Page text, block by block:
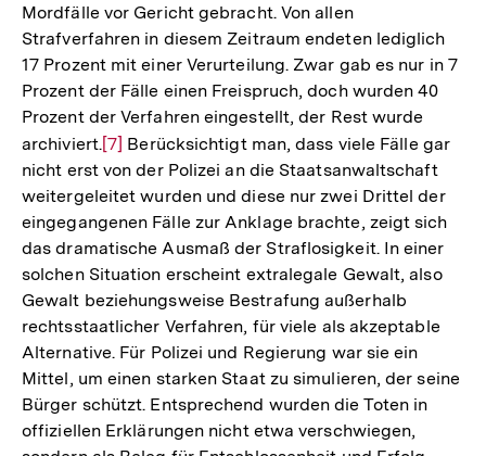
Mordfälle vor Gericht gebracht. Von allen
Strafverfahren in diesem Zeitraum endeten lediglich
17 Prozent mit einer Verurteilung. Zwar gab es nur in 7
Prozent der Fälle einen Freispruch, doch wurden 40
Prozent der Verfahren eingestellt, der Rest wurde
archiviert.Zur
Auflösung
der
Fußnote
[7] Berücksichtigt man, dass viele Fälle gar
nicht erst von der Polizei an die Staatsanwaltschaft
weitergeleitet wurden und diese nur zwei Drittel der
eingegangenen Fälle zur Anklage brachte, zeigt sich
das dramatische Ausmaß der Straflosigkeit. In einer
solchen Situation erscheint extralegale Gewalt, also
Gewalt beziehungsweise Bestrafung außerhalb
rechtsstaatlicher Verfahren, für viele als akzeptable
Alternative. Für Polizei und Regierung war sie ein
Mittel, um einen starken Staat zu simulieren, der seine
Bürger schützt. Entsprechend wurden die Toten in
offiziellen Erklärungen nicht etwa verschwiegen,